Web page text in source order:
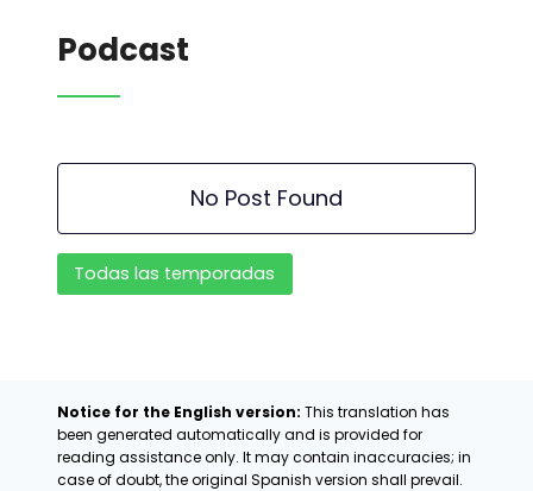
Podcast
No Post Found
Todas las temporadas
Notice for the English version: This translation has
been generated automatically and is provided for
reading assistance only. It may contain inaccuracies; in
case of doubt, the original Spanish version shall prevail.